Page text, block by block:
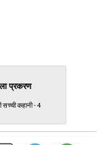
प्रकरण
कहानी - 4